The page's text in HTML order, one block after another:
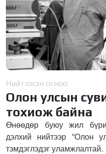
Нийтлэсэн огноо:
Олон улсын
тохиож байна
Өнөөдөр буюу жил
дэлхий нийтээр “Олон
тэмдэглэдэг уламжлалтай.